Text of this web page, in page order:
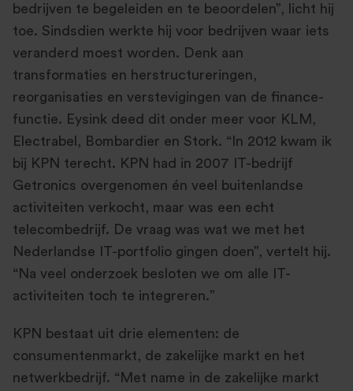
bedrijven te begeleiden en te beoordelen”, licht hij
toe. Sindsdien werkte hij voor bedrijven waar iets
veranderd moest worden. Denk aan
transformaties en herstructureringen,
reorganisaties en verstevigingen van de finance-
functie. Eysink deed dit onder meer voor KLM,
Electrabel, Bombardier en Stork. “In 2012 kwam ik
bij KPN terecht. KPN had in 2007 IT-bedrijf
Getronics overgenomen én veel buitenlandse
activiteiten verkocht, maar was een echt
telecombedrijf. De vraag was wat we met het
Nederlandse IT-portfolio gingen doen”, vertelt hij.
“Na veel onderzoek besloten we om alle IT-
activiteiten toch te integreren.”
KPN bestaat uit drie elementen: de
consumentenmarkt, de zakelijke markt en het
netwerkbedrijf. “Met name in de zakelijke markt